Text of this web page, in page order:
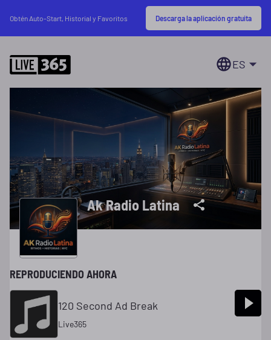
Obtén Auto-Start, Historial y Favoritos Descarga la aplicación gratuita
ES
Ak Radio Latina
REPRODUCIENDO AHORA
120 Second Ad Break
Live365